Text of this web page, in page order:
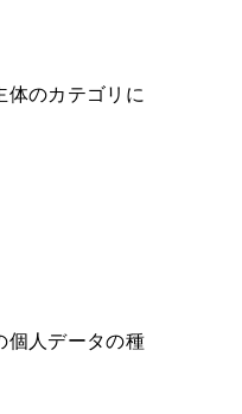
体のカテゴリに
個人データの種